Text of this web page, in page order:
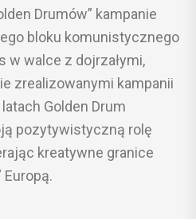
Drumów” kampanie
bloku komunistycznego
w walce z dojrzałymi,
zrealizowanymi kampanii
Golden Drum
pozytywistyczną rolę
kreatywne granice
Europą.